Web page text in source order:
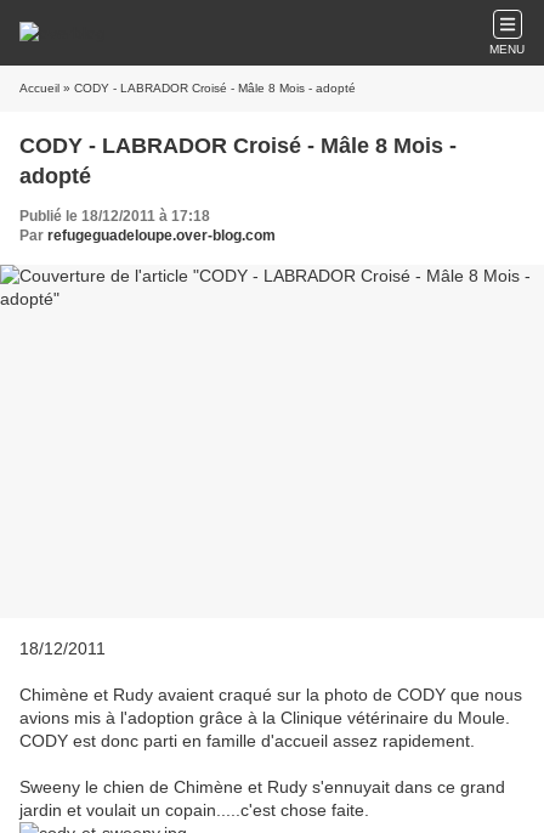
MENU
Accueil » CODY - LABRADOR Croisé - Mâle 8 Mois - adopté
CODY - LABRADOR Croisé - Mâle 8 Mois -
adopté
Publié le 18/12/2011 à 17:18
Par refugeguadeloupe.over-blog.com
18/12/2011
Chimène et Rudy avaient craqué sur la photo de CODY que nous
avions mis à l'adoption grâce à la Clinique vétérinaire du Moule.
CODY est donc parti en famille d'accueil assez rapidement.
Sweeny le chien de Chimène et Rudy s'ennuyait dans ce grand
jardin et voulait un copain.....c'est chose faite.